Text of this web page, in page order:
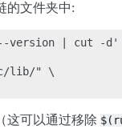
的文件夹中:
version | cut -
lib/" \
这可以通过移除